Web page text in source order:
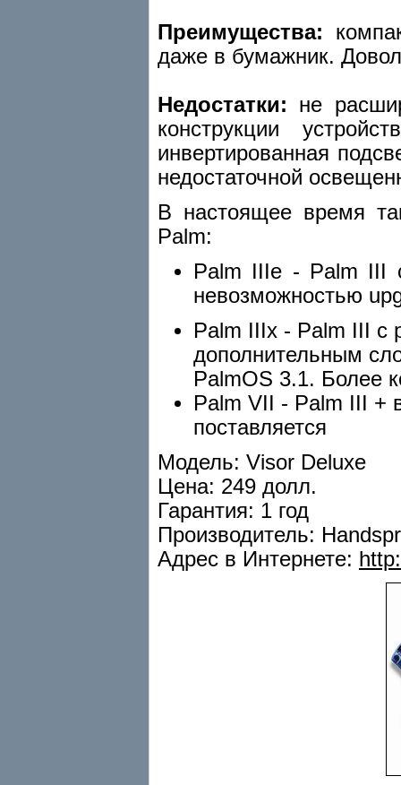
Преимущества:
даже в бумажник.
Недостатки: не
конструкции
инвертированная
недостаточной
В настоящее время
Palm:
Palm IIIe - Palm III
невозможностью
Palm IIIx - Palm III
дополнительным
PalmOS 3.1. Более
Palm VII - Palm III +
поставляется
Модель: Visor Deluxe
Цена: 249 долл.
Гарантия: 1 год
Производитель:
Адрес в Интернете: